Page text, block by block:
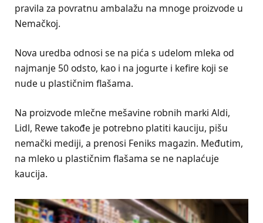
pravila za povratnu ambalažu na mnoge proizvode u
Nemačkoj.
Nova uredba odnosi se na pića s udelom mleka od
najmanje 50 odsto, kao i na jogurte i kefire koji se
nude u plastičnim flašama.
Na proizvode mlečne mešavine robnih marki Aldi,
Lidl, Rewe takođe je potrebno platiti kauciju, pišu
nemački mediji, a prenosi Feniks magazin. Međutim,
na mleko u plastičnim flašama se ne naplaćuje
kaucija.